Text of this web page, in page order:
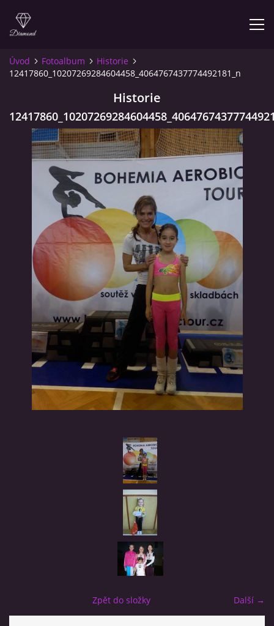
KONTAKT
ODDÍL
TÝMY
DUO SPORTOVNÍ AEROBIK
JEDNOTLIVCI
KALENDÁŘ
VÝSLEDKY
FANZÓNA
POŘÁDÁME ZÁVODY
CVIČENÍ PRO VŠECHNY
TRÉNOVÁNÍ V ČASE KARANTÉNY
Úvod Fotoalbum
Historie
12417860_10207269284604458_4064767437774492181_n
Historie
Další →
Zpět do složky